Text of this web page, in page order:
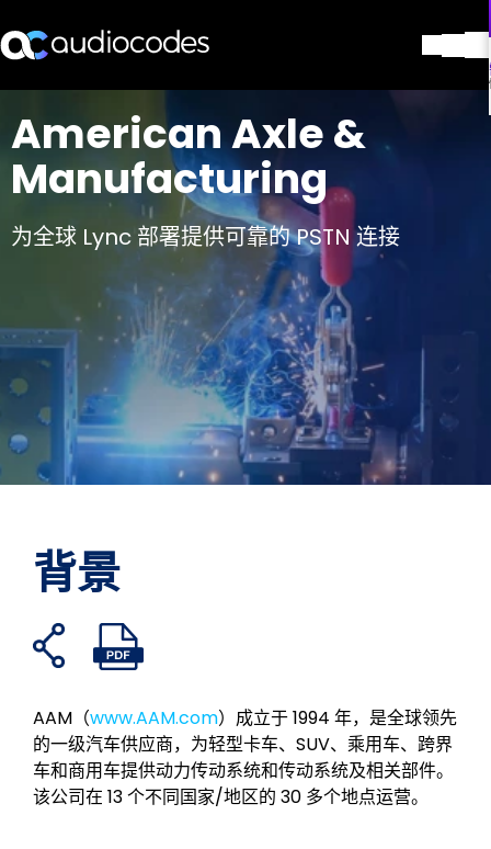
产品与应用
合作伙伴
服务与支持
公司
Stay in the loop
加入我们的分发列表
American Axle &
Manufacturing
为全球 Lync 部署提供可靠的 PSTN 连接
背景
打
开
享
链
接
在
假
上
分
享
Twitter 上
分
享
子
邮
件
分
开
文
件
AAM（www.AAM.com）成立于 1994 年，是全球领先
的一级汽车供应商，为轻型卡车、SUV、乘用车、跨界
车和商用车提供动力传动系统和传动系统及相关部件。
该公司在 13 个不同国家/地区的 30 多个地点运营。